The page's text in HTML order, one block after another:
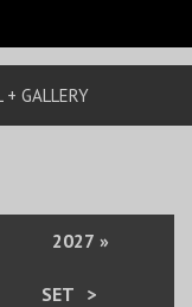
+ GALLERY
2027 »
SET >